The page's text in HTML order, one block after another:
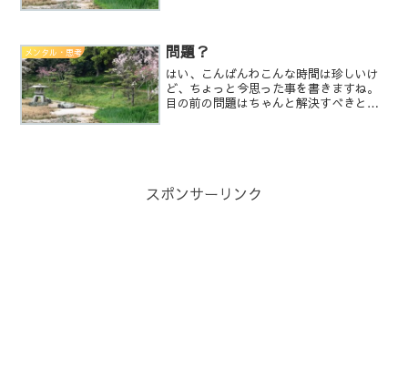
する。何かが起こる気がする。...
メンタル・思考 問題？
はい、こんばんわこんな時間は珍しいけ
ど、ちょっと今思った事を書きますね。
目の前の問題はちゃんと解決すべきと思
スポンサーリンク